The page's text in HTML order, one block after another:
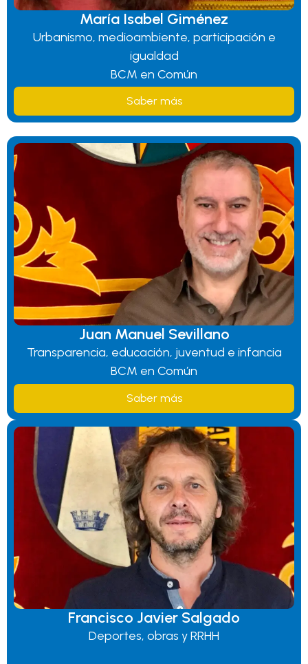
María Isabel Giménez
Urbanismo, medioambiente, participación e
igualdad
BCM en Común
Saber más
Juan Manuel Sevillano
Transparencia, educación, juventud e infancia
BCM en Común
Saber más
Francisco Javier Salgado
Deportes, obras y RRHH